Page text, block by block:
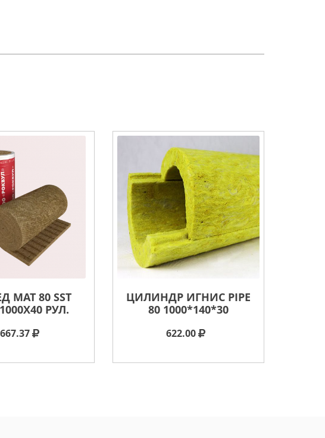
МАТ 80 SST
РУЛ.
ЦИЛИНДР ИГНИС PIPE
80 1000*140*30
622.00